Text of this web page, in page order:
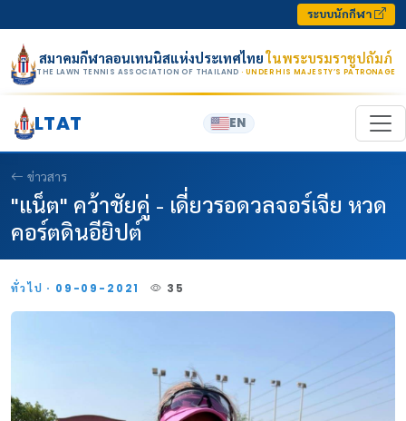
ระบบนักกีฬา
สมาคมกีฬาลอนเทนนิสแห่งประเทศไทยในพระบรมราชูปถัมภ์
THE LAWN TENNIS ASSOCIATION OF THAILAND · UNDER HIS MAJESTY’S PATRONAGE
LTAT EN
ข่าวสาร
"แน็ต" คว้าชัยคู่ - เดี่ยวรอดวลจอร์เจีย หวด
คอร์ตดินอียิปต์
ทั่วไป · 09-09-2021 35